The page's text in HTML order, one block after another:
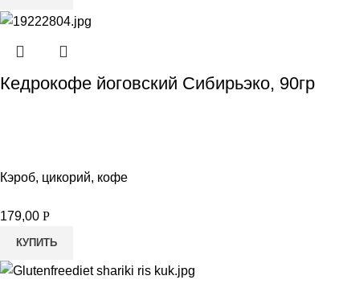
Кедрокофе йоговский Сибирьэко, 90гр
Кэроб, цикорий, кофе
179,00 Р
КУПИТЬ